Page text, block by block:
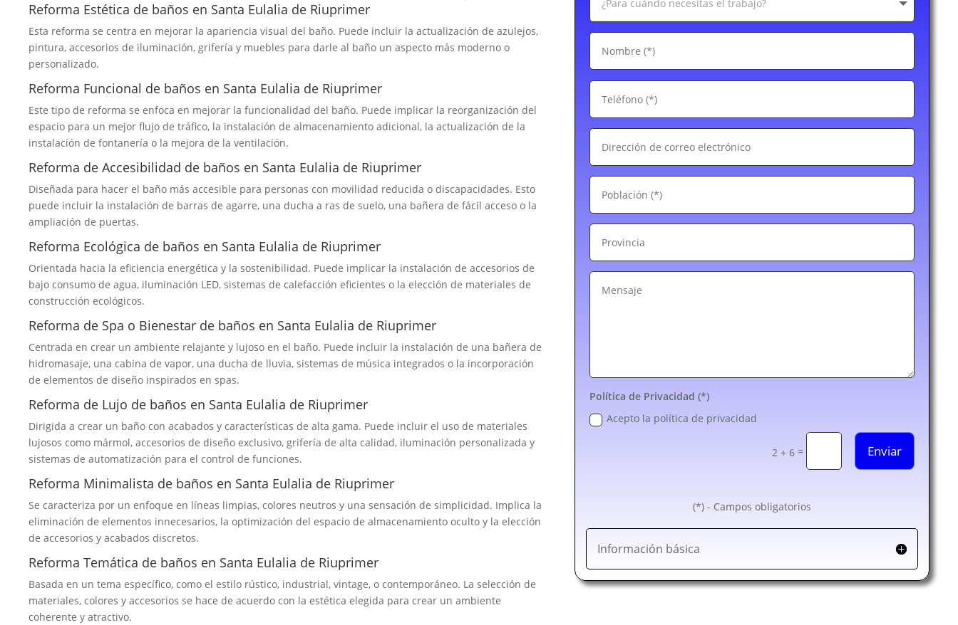
Reforma Estética de baños en Santa Eulalia de Riuprimer
Esta reforma se centra en mejorar la apariencia visual del baño. Puede incluir la actualización de azulejos,
pintura, accesorios de iluminación, grifería y muebles para darle al baño un aspecto más moderno o
personalizado.
Reforma Funcional de baños en Santa Eulalia de Riuprimer
Este tipo de reforma se enfoca en mejorar la funcionalidad del baño. Puede implicar la reorganización del
espacio para un mejor flujo de tráfico, la instalación de almacenamiento adicional, la actualización de la
instalación de fontanería o la mejora de la ventilación.
Reforma de Accesibilidad de baños en Santa Eulalia de Riuprimer
Diseñada para hacer el baño más accesible para personas con movilidad reducida o discapacidades. Esto
puede incluir la instalación de barras de agarre, una ducha a ras de suelo, una bañera de fácil acceso o la
ampliación de puertas.
Reforma Ecológica de baños en Santa Eulalia de Riuprimer
Orientada hacia la eficiencia energética y la sostenibilidad. Puede implicar la instalación de accesorios de
bajo consumo de agua, iluminación LED, sistemas de calefacción eficientes o la elección de materiales de
construcción ecológicos.
Reforma de Spa o Bienestar de baños en Santa Eulalia de Riuprimer
Centrada en crear un ambiente relajante y lujoso en el baño. Puede incluir la instalación de una bañera de
hidromasaje, una cabina de vapor, una ducha de lluvia, sistemas de música integrados o la incorporación
de elementos de diseño inspirados en spas.
Reforma de Lujo de baños en Santa Eulalia de Riuprimer
Dirigida a crear un baño con acabados y características de alta gama. Puede incluir el uso de materiales
lujosos como mármol, accesorios de diseño exclusivo, grifería de alta calidad, iluminación personalizada y
sistemas de automatización para el control de funciones.
Reforma Minimalista de baños en Santa Eulalia de Riuprimer
Se caracteriza por un enfoque en líneas limpias, colores neutros y una sensación de simplicidad. Implica la
eliminación de elementos innecesarios, la optimización del espacio de almacenamiento oculto y la elección
de accesorios y acabados discretos.
Reforma Temática de baños en Santa Eulalia de Riuprimer
Basada en un tema específico, como el estilo rústico, industrial, vintage, o contemporáneo. La selección de
materiales, colores y accesorios se hace de acuerdo con la estética elegida para crear un ambiente
coherente y atractivo.
Política de Privacidad (*)
Acepto la política de privacidad
2 + 6= Enviar
(*) - Campos obligatorios
Información básica